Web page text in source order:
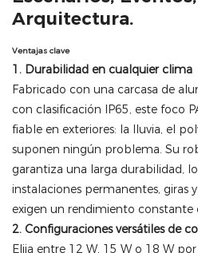
Arquitectura.
Ventajas clave
1. Durabilidad en cualquier clima
Fabricado con una carcasa de
con clasificación IP65, este foco
fiable en exteriores: la lluvia, el
suponen ningún problema. Su
garantiza una larga durabilidad,
instalaciones permanentes, giras
exigen un rendimiento constante
2. Configuraciones versátiles de
Elija entre 12 W, 15 W o 18 W